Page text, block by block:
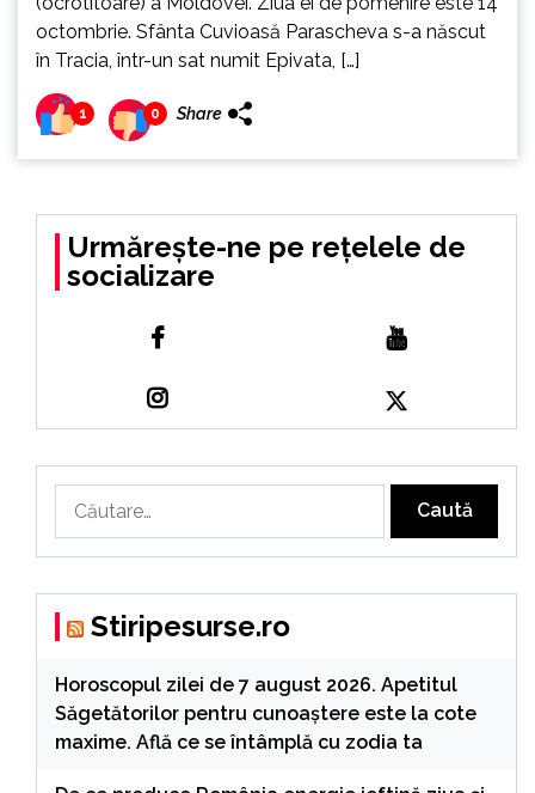
octombrie. Sfânta Cuvioasă Parascheva s-a născut
în Tracia, într-un sat numit Epivata, […]
1 0 Share
Urmărește-ne pe rețelele de
socializare
după:
Stiripesurse.ro
Horoscopul zilei de 7 august 2026. Apetitul
Săgetătorilor pentru cunoaștere este la cote
maxime. Află ce se întâmplă cu zodia ta